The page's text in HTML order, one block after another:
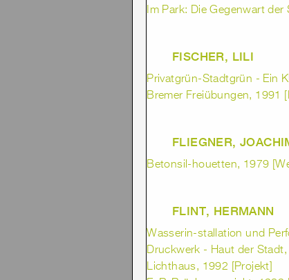
Im Park: Die Gegenwart
FISCHER, LILI
Privatgrün-Stadtgrün - Ein
Bremer Freiübungen, 1991
FLIEGNER,
Betonsil-houetten, 1979
FLINT, HERMANN
Wasserin-stallation und
Druckwerk - Haut der Stadt,
Lichthaus, 1992 [Projekt]